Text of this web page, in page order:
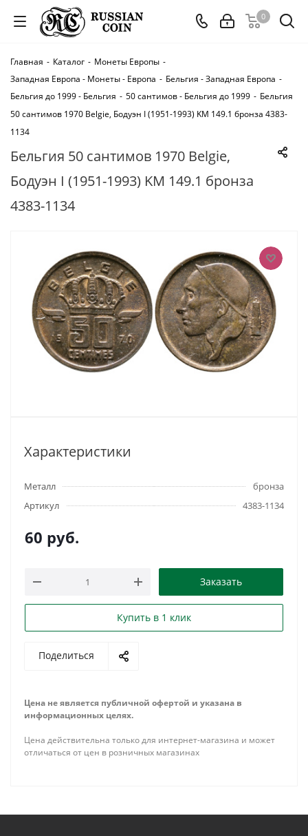
0
Главная - Каталог - Монеты Европы -
Западная Европа - Монеты - Европа - Бельгия - Западная Европа -
Бельгия до 1999 - Бельгия - 50 сантимов - Бельгия до 1999 - Бельгия
50 сантимов 1970 Belgie, Бодуэн I (1951-1993) KM 149.1 бронза 4383-
1134
Бельгия 50 сантимов 1970 Belgie,
Бодуэн I (1951-1993) KM 149.1 бронза
4383-1134
Характеристики
Металл
бронза
Артикул
4383-1134
60 руб.
Заказать
Купить в 1 клик
Поделиться
Цена не является публичной офертой и указана в
информационных целях.
Цена действительна только для интернет-магазина и может
отличаться от цен в розничных магазинах